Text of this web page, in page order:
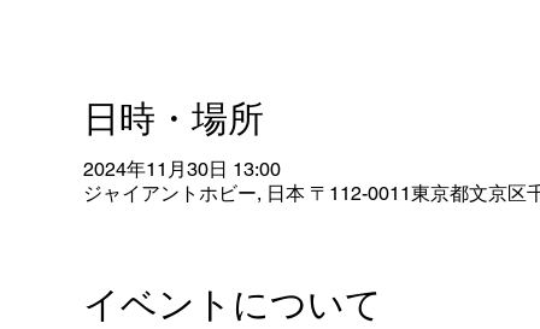
日時・場所
2024年11月30日 13:00
ジャイアントホビー, 日本 〒112-0011東京都文京区
イベントについて